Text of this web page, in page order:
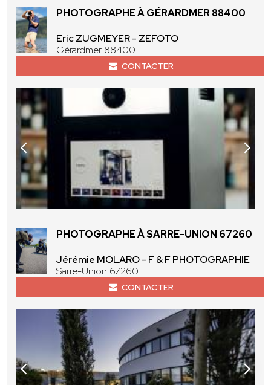
PHOTOGRAPHE À GÉRARDMER 88400
Eric ZUGMEYER - ZEFOTO
Gérardmer 88400
CONTACTER
PHOTOGRAPHE À SARRE-UNION 67260
Jérémie MOLARO - F & F PHOTOGRAPHIE
Sarre-Union 67260
CONTACTER